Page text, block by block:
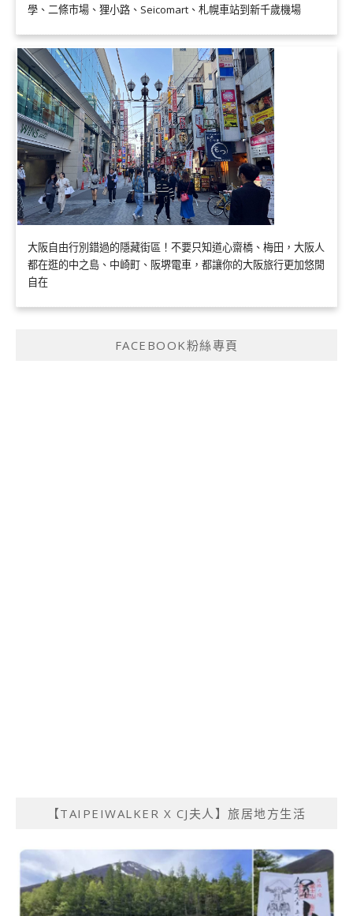
學、二條市場、狸小路、Seicomart、札幌車站到新千歲機場
大阪自由行別錯過的隱藏街區！不要只知道心齋橋、梅田，大阪人
都在逛的中之島、中崎町、阪堺電車，都讓你的大阪旅行更加悠閒
自在
FACEBOOK粉絲專頁
【TAIPEIWALKER X CJ夫人】旅居地方生活